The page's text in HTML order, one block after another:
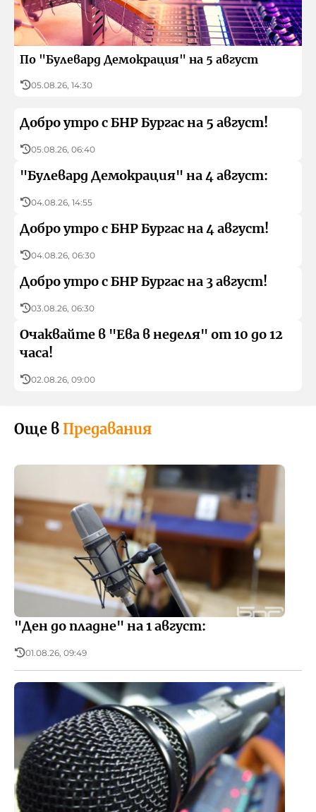
По "Булевард Демокрация" на 5 август
05.08.26, 14:30
Добро утро с БНР Бургас на 5 август!
05.08.26, 06:40
"Булевард Демокрация" на 4 август:
04.08.26, 14:55
Добро утро с БНР Бургас на 4 август!
04.08.26, 06:30
Добро утро с БНР Бургас на 3 август!
03.08.26, 06:30
Очаквайте в "Ева в неделя" от 10 до 12
часа!
02.08.26, 09:00
Още в Предавания
"Ден до пладне" на 1 август:
01.08.26, 09:49